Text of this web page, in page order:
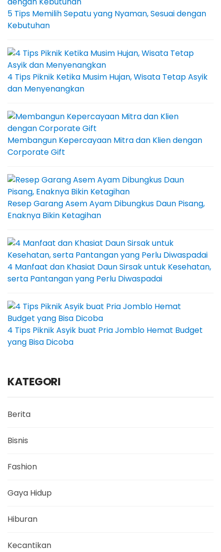
5 Tips Memilih Sepatu yang Nyaman, Sesuai dengan
Kebutuhan
4 Tips Piknik Ketika Musim Hujan, Wisata Tetap Asyik
dan Menyenangkan
Membangun Kepercayaan Mitra dan Klien dengan
Corporate Gift
Resep Garang Asem Ayam Dibungkus Daun Pisang,
Enaknya Bikin Ketagihan
4 Manfaat dan Khasiat Daun Sirsak untuk Kesehatan,
serta Pantangan yang Perlu Diwaspadai
4 Tips Piknik Asyik buat Pria Jomblo Hemat Budget
yang Bisa Dicoba
KATEGORI
Berita
Bisnis
Fashion
Gaya Hidup
Hiburan
Kecantikan